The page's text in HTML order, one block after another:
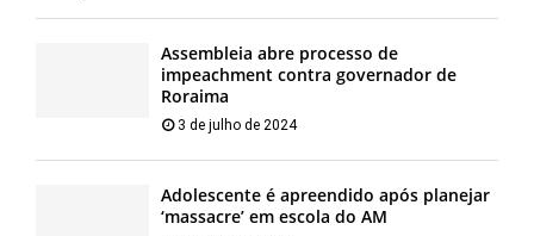
Assembleia abre processo de
impeachment contra governador de
Roraima
3 de julho de 2024
Adolescente é apreendido após planejar
‘massacre’ em escola do AM